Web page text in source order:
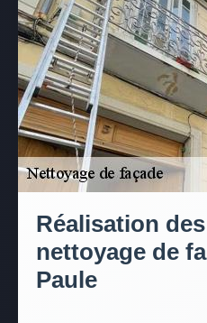
Réalisation
nettoyage de
Paule